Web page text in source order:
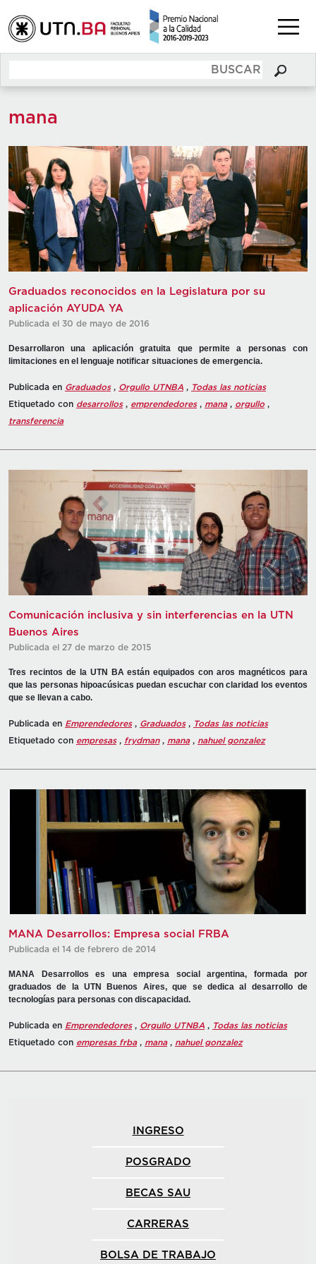
mana
Graduados reconocidos en la Legislatura por su
aplicación AYUDA YA
Publicada el 30 de mayo de 2016
Desarrollaron una aplicación gratuita que permite a personas con
limitaciones en el lenguaje notificar situaciones de emergencia.
Publicada en Graduados, Orgullo UTNBA , Todas las noticias
Etiquetado con desarrollos, emprendedores, mana, orgullo,
transferencia
Comunicación inclusiva y sin interferencias en la UTN
Buenos Aires
Publicada el 27 de marzo de 2015
Tres recintos de la UTN BA están equipados con aros magnéticos para
que las personas hipoacúsicas puedan escuchar con claridad los eventos
que se llevan a cabo.
Publicada en Emprendedores, Graduados, Todas las noticias
Etiquetado con empresas, frydman, mana, nahuel gonzalez
MANA Desarrollos: Empresa social FRBA
Publicada el 14 de febrero de 2014
MANA Desarrollos es una empresa social argentina, formada por
graduados de la UTN Buenos Aires, que se dedica al desarrollo de
tecnologías para personas con discapacidad.
Publicada en Emprendedores, Orgullo UTNBA , Todas las noticias
Etiquetado con empresas frba, mana, nahuel gonzalez
INGRESO
POSGRADO
BECAS SAU
CARRERAS
BOLSA DE TRABAJO